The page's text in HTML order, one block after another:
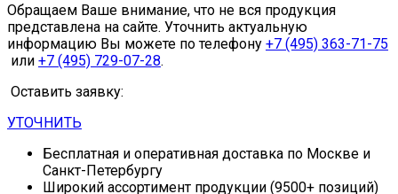
Обращаем Ваше внимание, что не вся продукция
представлена на сайте. Уточнить актуальную
информацию Вы можете по телефону +7 (495) 363-71-75
или +7 (495) 729-07-28.
Оставить заявку:
УТОЧНИТЬ
Бесплатная и оперативная доставка по Москве и
Санкт-Петербургу
Широкий ассортимент продукции (9500+ позиций)